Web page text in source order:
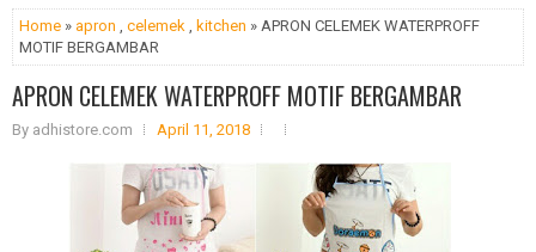
Home » apron , celemek , kitchen » APRON CELEMEK WATERPROFF
MOTIF BERGAMBAR
APRON CELEMEK WATERPROFF MOTIF BERGAMBAR
By adhistore.com April 11, 2018